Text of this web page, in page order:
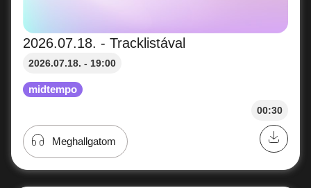
2026.07.18. - Tracklistával
2026.07.18. - 19:00
midtempo
00:30
Meghallgatom